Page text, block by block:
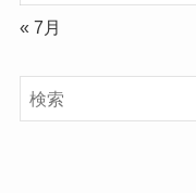
« 7月